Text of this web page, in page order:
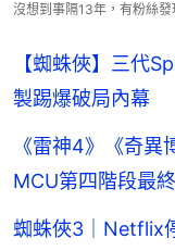
沒想到事隔13年，有粉絲
【蜘蛛俠】三代
製踢爆破局內幕
《雷神4》《奇
MCU第四階段最
蜘蛛俠3｜Netflix